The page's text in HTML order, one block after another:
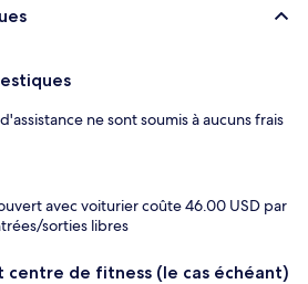
ne sont soumis à aucuns frais
avec voiturier coûte 46.00 USD par
sorties libres
centre de fitness (le cas échéant)